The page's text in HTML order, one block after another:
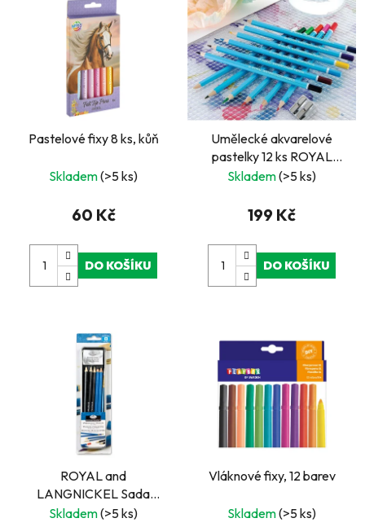
Pastelové fixy 8 ks, kůň
Skladem(>5 ks)
60 Kč
DO KOŠÍKU
Umělecké akvarelové
pastelky 12 ks ROYAL
and LANGNICKEL
Skladem(>5 ks)
199 Kč
DO KOŠÍKU
ROYAL and
LANGNICKEL Sada
tužek pro akvarelové
Skladem(>5 ks)
Vláknové fixy, 12 barev
Skladem(>5 ks)